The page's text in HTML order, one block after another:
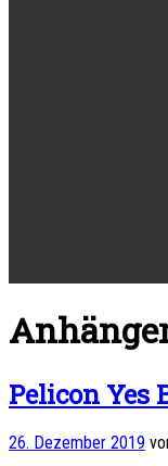
Pelicon Yes
26. Dezember 2019